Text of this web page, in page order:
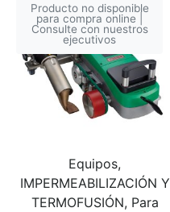
Producto no disponible
para compra online |
Consulte con nuestros
ejecutivos
Equipos,
IMPERMEABILIZACIÓN Y
TERMOFUSIÓN, Para